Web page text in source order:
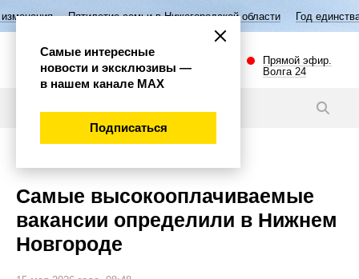
семьи в Нижегородской области Год единства народов
Прямой эфир.
Волга 24
Самые высокооплачиваемые
вакансии определили в Нижнем
Новгороде
Самые интересные
новости и эксклюзивы —
в нашем канале МАХ
Подписаться